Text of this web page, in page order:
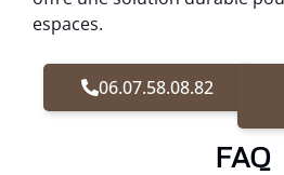
espaces.
06.07.58.08.82
FAQ